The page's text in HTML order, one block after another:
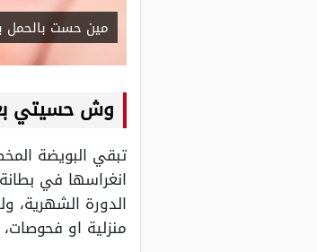
مين حست بالحمل
وش حسيتي
انغراسها في
الدورة الشهرية،
منزلية او